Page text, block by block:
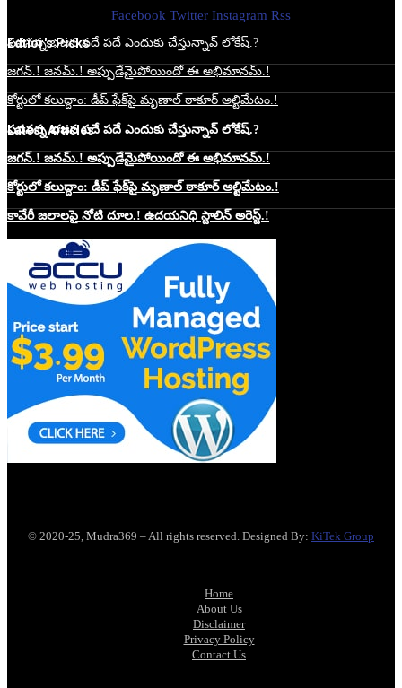
Facebook Twitter Instagram Rss
Edtior's Picks
పవనన్న భజన పదే పదే ఎందుకు చేస్తున్నావ్ లోకేష్.?
జగన్.! జనమ్.! అప్పుడేమైపోయిందో ఈ అభిమానమ్.!
కోర్టులో కలుద్దాం: డీప్ ఫేక్‌పై మృణాల్ ఠాకూర్ అల్టిమేటం.!
Latest Articles
పవనన్న భజన పదే పదే ఎందుకు చేస్తున్నావ్ లోకేష్.?
జగన్.! జనమ్.! అప్పుడేమైపోయిందో ఈ అభిమానమ్.!
కోర్టులో కలుద్దాం: డీప్ ఫేక్‌పై మృణాల్ ఠాకూర్ అల్టిమేటం.!
కావేరీ జలాలపై నోటి దూల.! ఉదయనిధి స్టాలిన్ అరెస్ట్.!
Website Hosting Sponser
© 2020-25, Mudra369 – All rights reserved. Designed By: KiTek Group
Home
About Us
Disclaimer
Privacy Policy
Contact Us